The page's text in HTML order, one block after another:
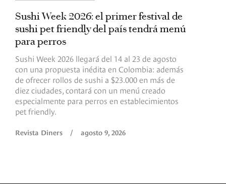
Sushi Week 2026: el primer festival de
sushi pet friendly del país tendrá menú
para perros
Sushi Week 2026 llegará del 14 al 23 de agosto
con una propuesta inédita en Colombia: además
de ofrecer rollos de sushi a $23.000 en más de
diez ciudades, contará con un menú creado
especialmente para perros en establecimientos
pet friendly.
Revista Diners / agosto 9, 2026